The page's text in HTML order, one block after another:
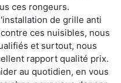
ces rongeurs.
de grille anti
ces nuisibles, nous
et surtout, nous
rapport qualité prix.
au quotidien, en vous